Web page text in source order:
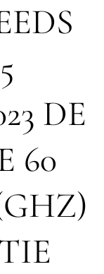
DE
60